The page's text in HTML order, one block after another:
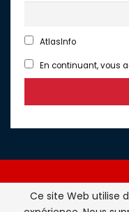
AtlasInfo
En continuant, vous
Ce site Web utilise